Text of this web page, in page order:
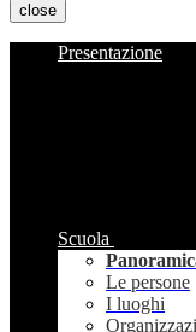
close
Presentazione
Scuola
Le persone
I luoghi